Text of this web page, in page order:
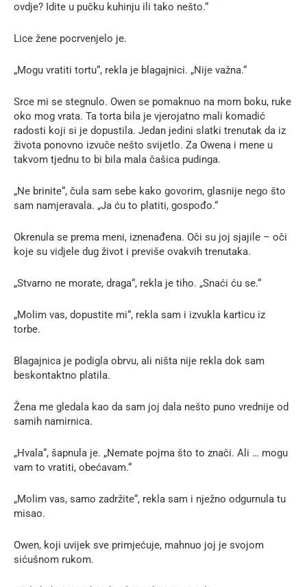
ovdje? Idite u pučku kuhinju ili tako nešto.“
Lice žene pocrvenjelo je.
„Mogu vratiti tortu“, rekla je blagajnici. „Nije važna.“
Srce mi se stegnulo. Owen se pomaknuo na mom boku, ruke
oko mog vrata. Ta torta bila je vjerojatno mali komadić
radosti koji si je dopustila. Jedan jedini slatki trenutak da iz
života ponovno izvuče nešto svijetlo. Za Owena i mene u
takvom tjednu to bi bila mala čašica pudinga.
„Ne brinite“, čula sam sebe kako govorim, glasnije nego što
sam namjeravala. „Ja ću to platiti, gospođo.“
Okrenula se prema meni, iznenađena. Oči su joj sjajile – oči
koje su vidjele dug život i previše ovakvih trenutaka.
„Stvarno ne morate, draga“, rekla je tiho. „Snaći ću se.“
„Molim vas, dopustite mi“, rekla sam i izvukla karticu iz
torbe.
Blagajnica je podigla obrvu, ali ništa nije rekla dok sam
beskontaktno platila.
Žena me gledala kao da sam joj dala nešto puno vrednije od
samih namirnica.
„Hvala“, šapnula je. „Nemate pojma što to znači. Ali … mogu
vam to vratiti, obećavam.“
„Molim vas, samo zadržite“, rekla sam i nježno odgurnula tu
misao.
Owen, koji uvijek sve primjećuje, mahnuo joj je svojom
sićušnom rukom.